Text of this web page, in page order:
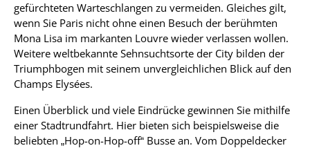
gefürchteten Warteschlangen zu vermeiden. Gleiches gilt,
wenn Sie Paris nicht ohne einen Besuch der berühmten
Mona Lisa im markanten Louvre wieder verlassen wollen.
Weitere weltbekannte Sehnsuchtsorte der City bilden der
Triumphbogen mit seinem unvergleichlichen Blick auf den
Champs Elysées.
Einen Überblick und viele Eindrücke gewinnen Sie mithilfe
einer Stadtrundfahrt. Hier bieten sich beispielsweise die
beliebten „Hop-on-Hop-off“ Busse an. Vom Doppeldecker